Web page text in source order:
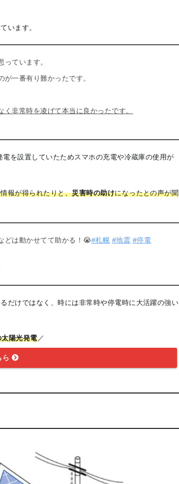
います。
っています。
が一番有り難かったです。
非常時を凌げて本当に良かったです。
を設置していたためスマホの充電や冷蔵庫の使用が
報が得られたりと、災害時の助けになったとの声が聞
どは動かせてて助かる！😭#札幌 #地震 #停電
だけではなく、時には非常時や停電時に大活躍の強い
陽光発電／
ら